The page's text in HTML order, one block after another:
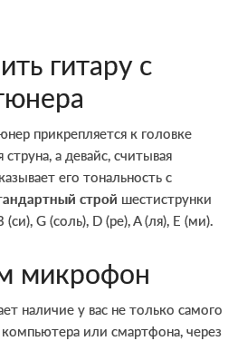
гитару с
прикрепляется к головке
а девайс, считывая
его тональность с
строй шестиструнки
G (соль), D (ре), A (ля), E (ми).
микрофон
наличие у вас не только самого
или смартфона, через